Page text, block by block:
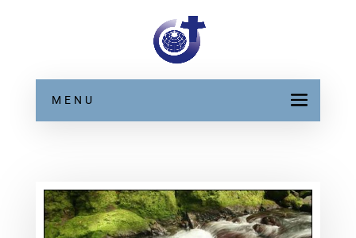
MENU